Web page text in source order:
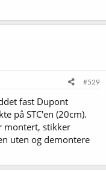
#529
fast Dupont
på STC'en (20cm).
montert, stikker
uten og demontere